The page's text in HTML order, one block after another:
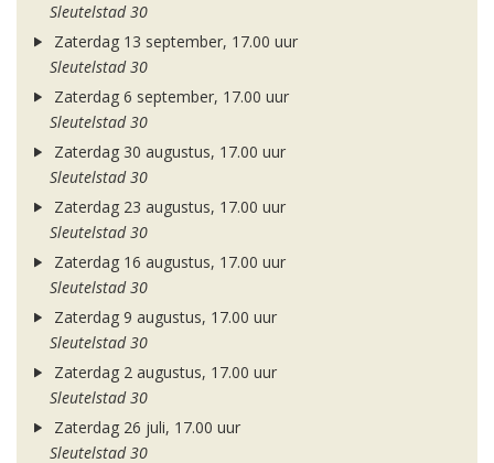
Sleutelstad 30
Zaterdag 13 september, 17.00 uur
Sleutelstad 30
Zaterdag 6 september, 17.00 uur
Sleutelstad 30
Zaterdag 30 augustus, 17.00 uur
Sleutelstad 30
Zaterdag 23 augustus, 17.00 uur
Sleutelstad 30
Zaterdag 16 augustus, 17.00 uur
Sleutelstad 30
Zaterdag 9 augustus, 17.00 uur
Sleutelstad 30
Zaterdag 2 augustus, 17.00 uur
Sleutelstad 30
Zaterdag 26 juli, 17.00 uur
Sleutelstad 30